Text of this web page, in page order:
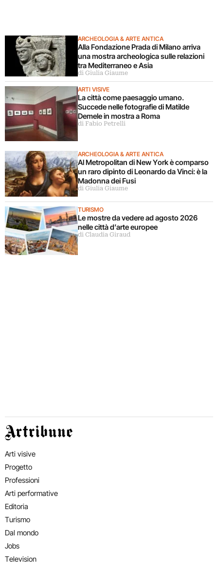
ARCHEOLOGIA & ARTE ANTICA
Alla Fondazione Prada di Milano arriva
una mostra archeologica sulle relazioni
tra Mediterraneo e Asia
di Giulia Giaume
ARTI VISIVE
La città come paesaggio umano.
Succede nelle fotografie di Matilde
Demele in mostra a Roma
di Fabio Petrelli
ARCHEOLOGIA & ARTE ANTICA
Al Metropolitan di New York è comparso
un raro dipinto di Leonardo da Vinci: è la
Madonna dei Fusi
di Giulia Giaume
TURISMO
Le mostre da vedere ad agosto 2026
nelle città d’arte europee
di Claudia Giraud
Artribune
Arti visive
Progetto
Professioni
Arti performative
Editoria
Turismo
Dal mondo
Jobs
Television